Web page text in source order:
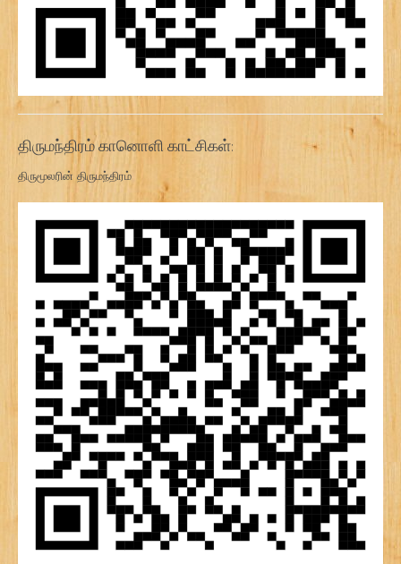
திருமந்திரம் கானொளி காட்சிகள்:
திருமூலரின் திருமந்திரம்